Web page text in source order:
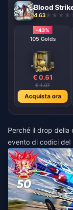
Blood
4.63
-43%
105 Golds
€ 0.61
€ 1.07
Acquista ora
Perché il drop della
evento di codici del